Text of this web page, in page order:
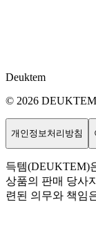
Deuktem
© 2026
개인정보처리방침
득템(DEUKTEM)
상품의 판매 당사
련된 의무와 책임